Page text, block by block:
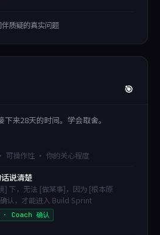
质疑的真实问题
🎯
来28天的时间。学会取舍。
可操作性 · 你的关心程度
说清楚
] 下，无法 [做某事]，因为 [根本原
认，才能进入 Build Sprint
· Coach 确认